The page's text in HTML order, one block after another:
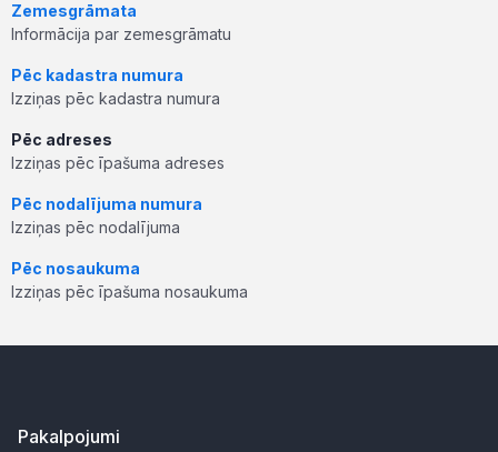
Zemesgrāmata
Informācija par zemesgrāmatu
Pēc kadastra numura
Izziņas pēc kadastra numura
Pēc adreses
Izziņas pēc īpašuma adreses
Pēc nodalījuma numura
Izziņas pēc nodalījuma
Pēc nosaukuma
Izziņas pēc īpašuma nosaukuma
Pakalpojumi